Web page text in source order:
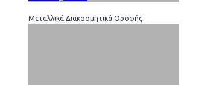
Μεταλλικά Διακοσμητικά Οροφής